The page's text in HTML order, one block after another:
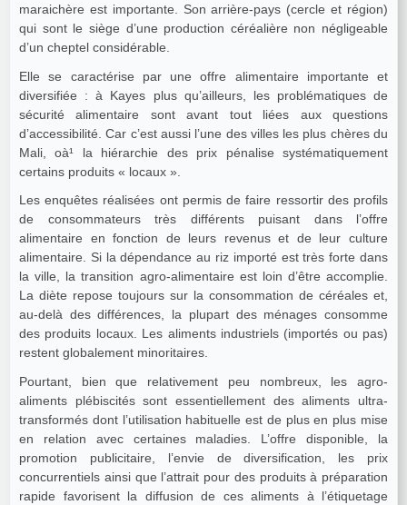
maraichère est importante. Son arrière-pays (cercle et région)
qui sont le siège d’une production céréalière non négligeable
d’un cheptel considérable.
Elle se caractérise par une offre alimentaire importante et
diversifiée : à Kayes plus qu’ailleurs, les problématiques de
sécurité alimentaire sont avant tout liées aux questions
d’accessibilité. Car c’est aussi l’une des villes les plus chères du
Mali, oà¹ la hiérarchie des prix pénalise systématiquement
certains produits « locaux ».
Les enquêtes réalisées ont permis de faire ressortir des profils
de consommateurs très différents puisant dans l’offre
alimentaire en fonction de leurs revenus et de leur culture
alimentaire. Si la dépendance au riz importé est très forte dans
la ville, la transition agro-alimentaire est loin d’être accomplie.
La diète repose toujours sur la consommation de céréales et,
au-delà des différences, la plupart des ménages consomme
des produits locaux. Les aliments industriels (importés ou pas)
restent globalement minoritaires.
Pourtant, bien que relativement peu nombreux, les agro-
aliments plébiscités sont essentiellement des aliments ultra-
transformés dont l’utilisation habituelle est de plus en plus mise
en relation avec certaines maladies. L’offre disponible, la
promotion publicitaire, l’envie de diversification, les prix
concurrentiels ainsi que l’attrait pour des produits à préparation
rapide favorisent la diffusion de ces aliments à l’étiquetage